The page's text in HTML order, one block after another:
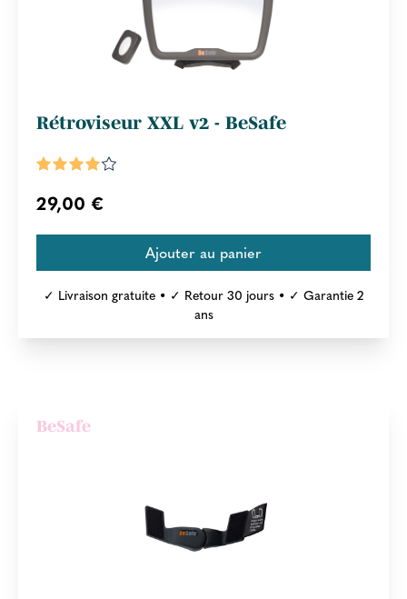
Rétroviseur XXL v2 - BeSafe
29,00 €
✓ Livraison gratuite • ✓ Retour 30 jours • ✓ Garantie 2
ans
BeSafe